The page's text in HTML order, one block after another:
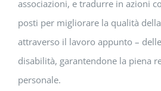
associazioni, e tradurre in azioni
posti per migliorare la qualità
attraverso il lavoro appunto –
disabilità, garantendone la piena
personale.